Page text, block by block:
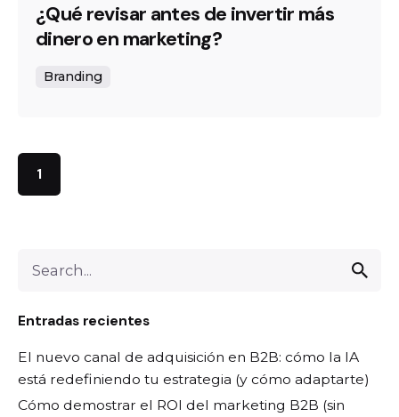
for
Entradas recientes
El nuevo canal de adquisición en B2B: cómo la IA
está redefiniendo tu estrategia (y cómo adaptarte)
Cómo demostrar el ROI del marketing B2B (sin
¿Qué revisar antes de invertir más
dinero en marketing?
Branding
1